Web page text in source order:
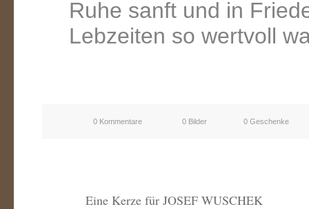
Ruhe sanft und in
Lebzeiten so wertvoll
0 Kommentare 0 Bilder 0 Geschenke
Eine Kerze für JOSEF WUSCHEK